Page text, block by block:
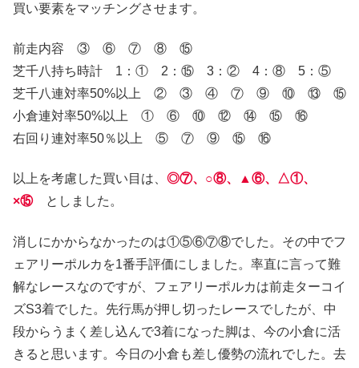
買い要素をマッチングさせます。
前走内容 ③ ⑥ ⑦ ⑧ ⑮
芝千八持ち時計 1：① 2：⑮ 3：② 4：⑧ 5：⑤
芝千八連対率50%以上 ② ③ ④ ⑦ ⑨ ⑩ ⑬ ⑮
小倉連対率50%以上 ① ⑥ ⑩ ⑫ ⑭ ⑮ ⑯
右回り連対率50％以上 ⑤ ⑦ ⑨ ⑮ ⑯
以上を考慮した買い目は、 ◎⑦、○⑧、▲⑥、△①、
×⑮としました。
消しにかからなかったのは①⑤⑥⑦⑧でした。その中でフ
ェアリーポルカを1番手評価にしました。率直に言って難
解なレースなのですが、フェアリーポルカは前走ターコイ
ズS3着でした。先行馬が押し切ったレースでしたが、中
段からうまく差し込んで3着になった脚は、今の小倉に活
きると思います。今日の小倉も差し優勢の流れでした。去